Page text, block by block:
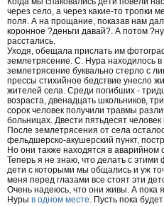
через село, а через какие-то тропки
поля. А на прощание, показав нам
коронное ?деньги давай?. А потом
расстались.
Уходя, обещала прислать им
землетрясение. С. Нура находилось
землетрясение буквально стерло с
прессы стихийное бедствие унесло
жителей села. Среди погибших -
возраста, двенадцать школьников,
сорок человек получили травмы
больницах. Двести пятьдесят
После землетрясения от села
фельдшерско-акушерский пункт,
Но они также находятся в аварийном
Теперь я не знаю, что делать с
дети с которыми мы общались и уж
меня перед глазами все стоят эти
Очень надеюсь, что они живы. А пока
Нуры в одном месте. Пусть пока